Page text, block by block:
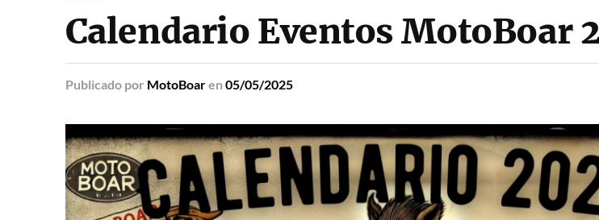
Calendario Eventos MotoBoar
Publicado por MotoBoaren 05/05/2025